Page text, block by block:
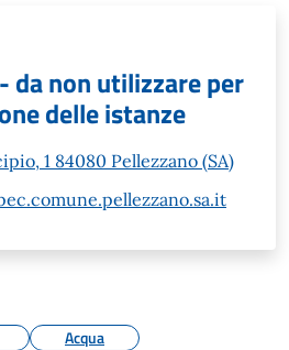
da non utilizzare per
delle istanze
1 84080 Pellezzano (SA)
Acqua